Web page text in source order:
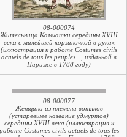
08-000074
Жительница Камчатки середины XVIII
века с милейшей корзиночкой в руках
(иллюстрация к работе Costumes civils
actuels de tous les peuples..., изданной в
Париже в 1788 году)